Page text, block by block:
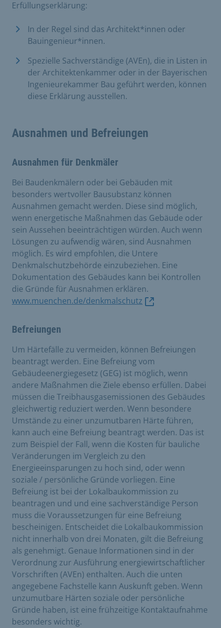
Erfüllungserklärung:
In der Regel sind das Architekt*innen oder
Bauingenieur*innen.
Spezielle Sachverständige (AVEn), die in Listen in
der Architektenkammer oder in der Bayerischen
Ingenieurekammer Bau geführt werden, können
diese Erklärung ausstellen.
Ausnahmen und Befreiungen
Ausnahmen für Denkmäler
Bei Baudenkmälern oder bei Gebäuden mit
besonders wertvoller Bausubstanz können
Ausnahmen gemacht werden. Diese sind möglich,
wenn energetische Maßnahmen das Gebäude oder
sein Aussehen beeinträchtigen würden. Auch wenn
Lösungen zu aufwendig wären, sind Ausnahmen
möglich. Es wird empfohlen, die Untere
Denkmalschutzbehörde einzubeziehen. Eine
Dokumentation des Gebäudes kann bei Kontrollen
die Gründe für Ausnahmen erklären.
www.muenchen.de/denkmalschutz
Befreiungen
Um Härtefälle zu vermeiden, können Befreiungen
beantragt werden. Eine Befreiung vom
Gebäudeenergiegesetz (GEG) ist möglich, wenn
andere Maßnahmen die Ziele ebenso erfüllen. Dabei
müssen die Treibhausgasemissionen des Gebäudes
gleichwertig reduziert werden. Wenn besondere
Umstände zu einer unzumutbaren Härte führen,
kann auch eine Befreiung beantragt werden. Das ist
zum Beispiel der Fall, wenn die Kosten für bauliche
Veränderungen im Vergleich zu den
Energieeinsparungen zu hoch sind, oder wenn
soziale / persönliche Gründe vorliegen. Eine
Befreiung ist bei der Lokalbaukommission zu
beantragen und und eine sachverständige Person
muss die Voraussetzungen für eine Befreiung
bescheinigen. Entscheidet die Lokalbaukommission
nicht innerhalb von drei Monaten, gilt die Befreiung
als genehmigt. Genaue Informationen sind in der
Verordnung zur Ausführung energiewirtschaftlicher
Vorschriften (AVEn) enthalten. Auch die unten
angegebene Fachstelle kann Auskunft geben. Wenn
unzumutbare Härten soziale oder persönliche
Gründe haben, ist eine frühzeitige Kontaktaufnahme
besonders wichtig.